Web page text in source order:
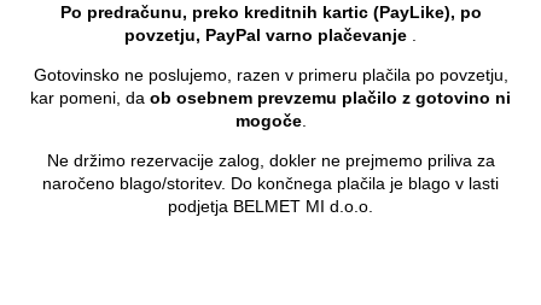
Po predračunu, preko kreditnih kartic (PayLike), po
povzetju, PayPal varno plačevanje
Gotovinsko ne poslujemo, razen v primeru plačila po povzetju,
kar pomeni, da ob osebnem prevzemu plačilo z gotovino ni
mogoče.
Ne držimo rezervacije zalog, dokler ne prejmemo priliva za
naročeno blago/storitev. Do končnega plačila je blago v lasti
podjetja BELMET MI d.o.o.